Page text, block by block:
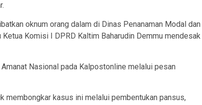
oknum orang dalam di Dinas Penanaman Modal dan
Komisi I DPRD Kaltim Baharudin Demmu mendesak
Nasional pada Kalpostonline melalui pesan
membongkar kasus ini melalui pembentukan pansus,